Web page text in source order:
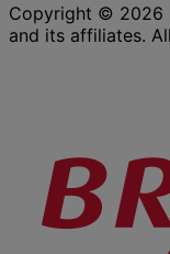
Copyright © 2026
and its affiliates.